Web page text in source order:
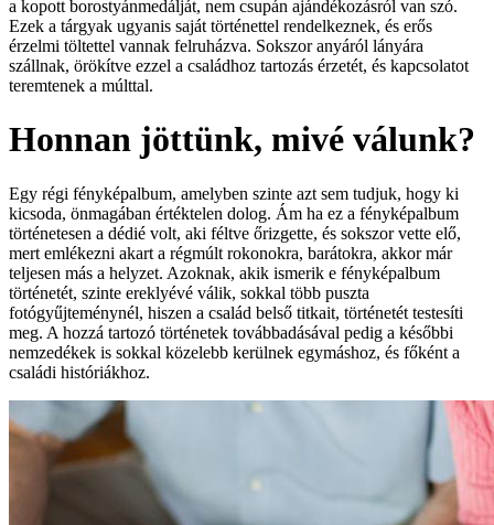
a kopott borostyánmedálját, nem csupán ajándékozásról van szó.
Ezek a tárgyak ugyanis saját történettel rendelkeznek, és erős
érzelmi töltettel vannak felruházva. Sokszor anyáról lányára
szállnak, örökítve ezzel a családhoz tartozás érzetét, és kapcsolatot
teremtenek a múlttal.
Honnan jöttünk, mivé válunk?
Egy régi fényképalbum, amelyben szinte azt sem tudjuk, hogy ki
kicsoda, önmagában értéktelen dolog. Ám ha ez a fényképalbum
történetesen a dédié volt, aki féltve őrizgette, és sokszor vette elő,
mert emlékezni akart a régmúlt rokonokra, barátokra, akkor már
teljesen más a helyzet. Azoknak, akik ismerik e fényképalbum
történetét, szinte ereklyévé válik, sokkal több puszta
fotógyűjteménynél, hiszen a család belső titkait, történetét testesíti
meg. A hozzá tartozó történetek továbbadásával pedig a későbbi
nemzedékek is sokkal közelebb kerülnek egymáshoz, és főként a
családi históriákhoz.